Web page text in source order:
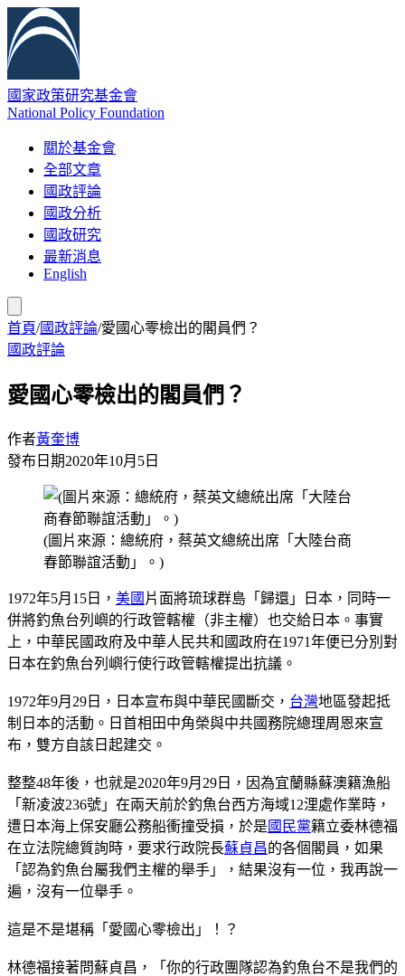
國家政策研究基金會
National Policy Foundation
關於基金會
全部文章
國政評論
國政分析
國政研究
最新消息
English
首頁/國政評論/愛國心零檢出的閣員們？
國政評論
愛國心零檢出的閣員們？
作者黃奎博
發布日期2020年10月5日
(圖片來源：總統府，蔡英文總統出席「大陸台商
春節聯誼活動」。)
1972年5月15日， 美國 片面將琉球群島「歸還」日本，同時一
併將釣魚台列嶼的行政管轄權（非主權）也交給日本。事實
上，中華民國政府及中華人民共和國政府在1971年便已分別對
日本在釣魚台列嶼行使行政管轄權提出抗議。
1972年9月29日，日本宣布與中華民國斷交， 台灣地區發起抵
制日本的活動。日首相田中角榮與中共國務院總理周恩來宣
布，雙方自該日起建交。
整整48年後，也就是2020年9月29日，因為宜蘭縣蘇澳籍漁船
「新凌波236號」在兩天前於釣魚台西方海域12浬處作業時，
遭日本海上保安廳公務船衝撞受損，於是 國民黨籍立委林德福
在立法院總質詢時，要求行政院長蘇貞昌的各個閣員，如果
「認為釣魚台屬我們主權的舉手」，結果沒有一位，我再說一
遍，沒有一位舉手。
這是不是堪稱「愛國心零檢出」！？
林德福接著問蘇貞昌，「你的行政團隊認為釣魚台不是我們的